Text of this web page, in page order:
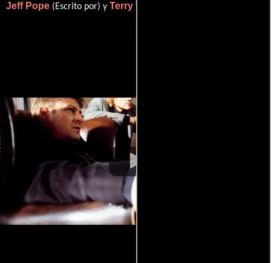
Jeff Pope (Escrito por) y Terry Winsor